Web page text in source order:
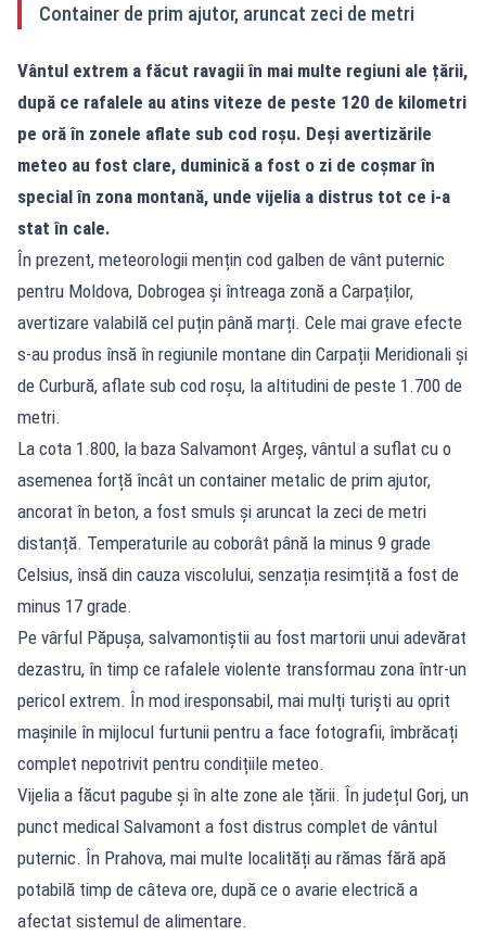
Container de prim ajutor, aruncat zeci de metri
Vântul extrem a făcut ravagii în mai multe regiuni ale țării,
după ce rafalele au atins viteze de peste 120 de kilometri
pe oră în zonele aflate sub cod roșu. Deși avertizările
meteo au fost clare, duminică a fost o zi de coșmar în
special în zona montană, unde vijelia a distrus tot ce i-a
stat în cale.
În prezent, meteorologii mențin cod galben de vânt puternic
pentru Moldova, Dobrogea și întreaga zonă a Carpaților,
avertizare valabilă cel puțin până marți. Cele mai grave efecte
s-au produs însă în regiunile montane din Carpații Meridionali și
de Curbură, aflate sub cod roșu, la altitudini de peste 1.700 de
metri.
La cota 1.800, la baza Salvamont Argeș, vântul a suflat cu o
asemenea forță încât un container metalic de prim ajutor,
ancorat în beton, a fost smuls și aruncat la zeci de metri
distanță. Temperaturile au coborât până la minus 9 grade
Celsius, însă din cauza viscolului, senzația resimțită a fost de
minus 17 grade.
Pe vârful Păpușa, salvamontiștii au fost martorii unui adevărat
dezastru, în timp ce rafalele violente transformau zona într-un
pericol extrem. În mod iresponsabil, mai mulți turiști au oprit
mașinile în mijlocul furtunii pentru a face fotografii, îmbrăcați
complet nepotrivit pentru condițiile meteo.
Vijelia a făcut pagube și în alte zone ale țării. În județul Gorj, un
punct medical Salvamont a fost distrus complet de vântul
puternic. În Prahova, mai multe localități au rămas fără apă
potabilă timp de câteva ore, după ce o avarie electrică a
afectat sistemul de alimentare.